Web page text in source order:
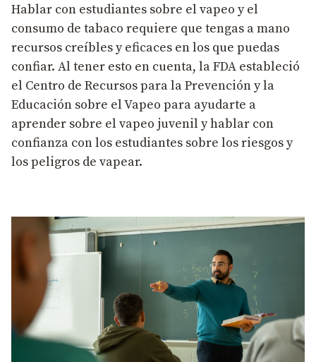
Hablar con estudiantes sobre el vapeo y el
consumo de tabaco requiere que tengas a mano
recursos creíbles y eficaces en los que puedas
confiar. Al tener esto en cuenta, la FDA estableció
el Centro de Recursos para la Prevención y la
Educación sobre el Vapeo para ayudarte a
aprender sobre el vapeo juvenil y hablar con
confianza con los estudiantes sobre los riesgos y
los peligros de vapear.